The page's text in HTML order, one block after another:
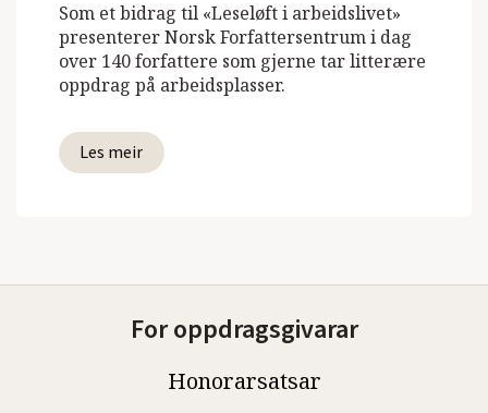
Som et bidrag til «Leseløft i arbeidslivet»
presenterer Norsk Forfattersentrum i dag
over 140 forfattere som gjerne tar litterære
oppdrag på arbeidsplasser.
Les meir
For oppdragsgivarar
Honorarsatsar